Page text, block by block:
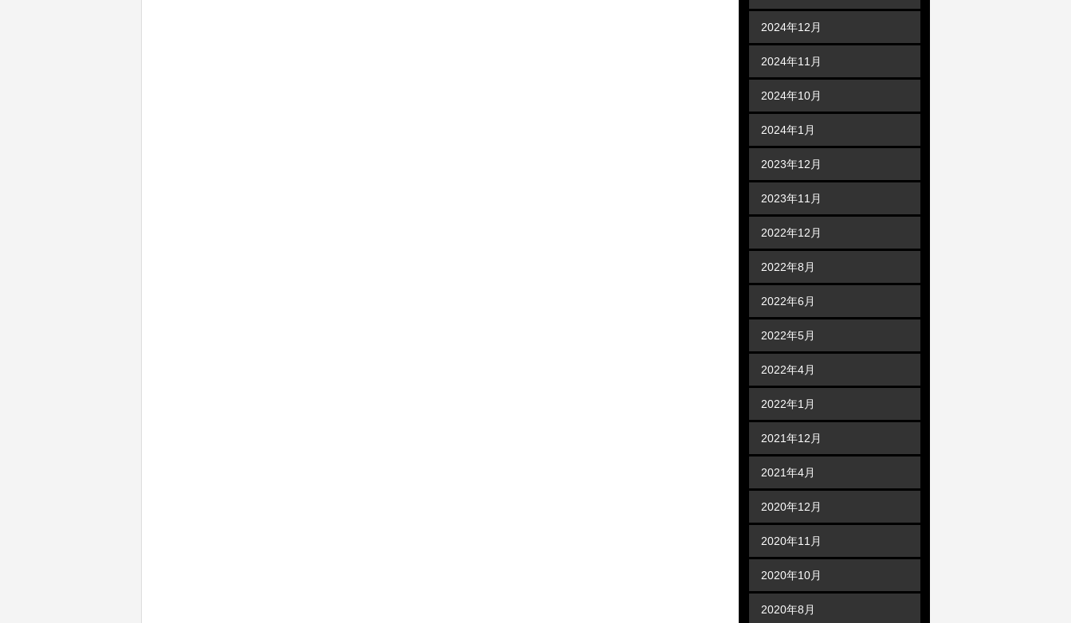
2024年12月
2024年11月
2024年10月
2024年1月
2023年12月
2023年11月
2022年12月
2022年8月
2022年6月
2022年5月
2022年4月
2022年1月
2021年12月
2021年4月
2020年12月
2020年11月
2020年10月
2020年8月